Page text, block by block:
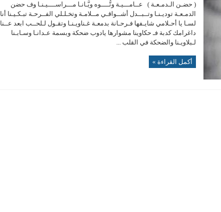
( حضـن الـدمـعـة ) عــامـــيـة وتُّــــوه ويَّـانـا مـــراســــيـنـا وف حضن
الدمـعـة توديـنـا وتــبــدل أشــواقـي مــلامـة وتخـلـلي الفــرحـة تبـكـيـنا أنا
لسـا يا أحـلامي شايـفها فـرحـانة بدمعـة غـناويـنـا وتقـول لـلحــب ابعد عــنا
داغرامك كدبة فـ حكاوينا مشوارها يادوب ضحكة وبسمة عـدانـا وسـابـنا
لـبلاويـنا والضحكة في القلب ...
أكمل القراءة »